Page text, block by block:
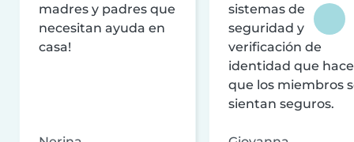
madres y padres que
necesitan ayuda en
casa!
sistemas de
seguridad y
verificación de
identidad que
que los miembros
sientan seguros.